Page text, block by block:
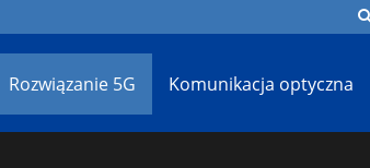
Rozwiązanie 5G Komunikacja optyczna